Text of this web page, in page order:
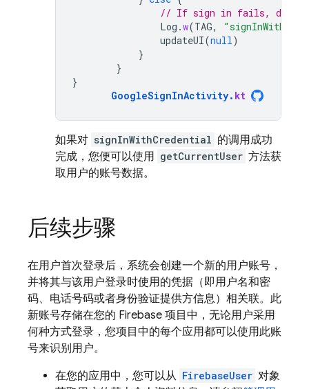
// If sign in fails, display
Log .w(TAG,
updateUI(null)
}
}
}
GoogleSignInActivity. kt
如果对 signInWithCredential 的调用成功
完成，您便可以使用 getCurrentUser 方法获
取用户的账号数据。
后续步骤
在用户首次登录后，系统会创建一个新的用户账号，
并将其与该用户登录时使用的凭据（即用户名和密
码、电话号码或者身份验证提供方信息）相关联。此
新账号存储在您的 Firebase 项目中，无论用户采用
何种方式登录，您项目中的每个应用都可以使用此账
号来识别用户。
在您的应用中，您可以从 FirebaseUser 对象